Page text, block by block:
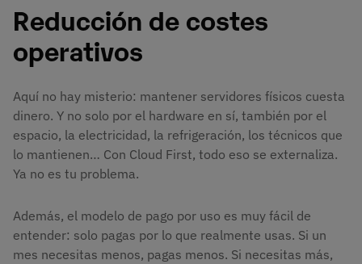
Reducción de costes
operativos
Aquí no hay misterio: mantener servidores físicos cuesta
dinero. Y no solo por el hardware en sí, también por el
espacio, la electricidad, la refrigeración, los técnicos que
lo mantienen… Con Cloud First, todo eso se externaliza.
Ya no es tu problema.
Además, el modelo de pago por uso es muy fácil de
entender: solo pagas por lo que realmente usas. Si un
mes necesitas menos, pagas menos. Si necesitas más,